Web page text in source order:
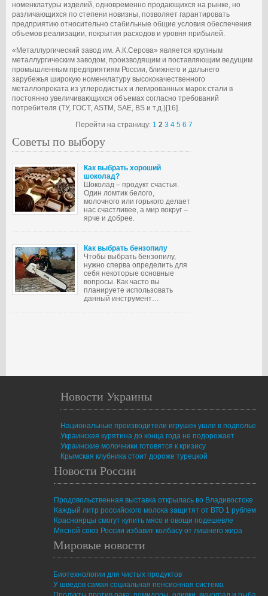
номенклатуры изделий, одновременно продающихся на рынке, но
различающихся по степени новизны, позволяет гарантировать
предприятию относительно стабильные общие условия обеспечения
объемов реализации, покрытия расходов и уровня прибылей.
«Металлургический завод им. А.К.Серова» является крупным
металлургическим заводом, производящим и поставляющим ведущим
промышленным предприятиям России, ближнего и дальнего
зарубежья широкую номенклатуру высококачественного
металлопроката из углеродистых и легированных марок стали в
постоянно увеличивающихся объемах согласно требований
потребителя (ТУ, ГОСТ, ASTM, SAE, BS и т.д.)[16].
Перейти на страницу: 1 2 3 4 5 6 7
Советы по выбору
Как выбрать хороший
шоколад?
Шоколад – продукт счастья.
Один ломтик белого,
молочного или горького делает
нас счастливее, а мир вокруг –
ярче и добрее.
Как выбрать бензопилу
Чтобы выбрать бензопилу,
нужно сперва определить для
себя некоторые основные
вопросы. Как часто вы
планируете использовать
данный инструмент…
Новости Украины
Национальные производители игрушек ушли в подполье
Украинская курятина до конца года не подорожает
Украинские молочники готовятся к кризису
Крымская клубника стоит дороже турецкой
Новости России
Продовольственная выставка открылась во Владивостоке
Каждый литр российского молока защитят от ВТО 1 рублем
Красноярцы смогут купить мясо и овощи подешевле
Мясной союз России избавит колбасу от лишнего жира
Мировые новости
Биотехнологии для чистых продуктов
У шведов самая социальная пенсионная система